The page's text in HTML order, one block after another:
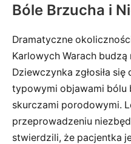
Bóle Brzucha i
Dramatyczne
Karlowych Warach
Dziewczynka zgłosiła
typowymi objawami bólu
skurczami porodowymi.
przeprowadzeniu
stwierdzili, że pacjentka